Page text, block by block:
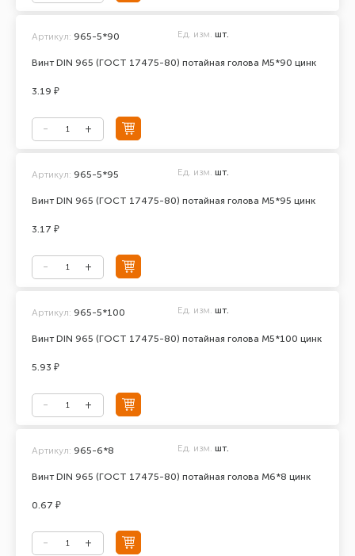
Винт DIN 965 (ГОСТ 17475-80) потайная голова М5*90 цинк
Артикул: 965-5*90 Ед. изм. шт.
3.19 ₽
Винт DIN 965 (ГОСТ 17475-80) потайная голова М5*95 цинк
Артикул: 965-5*95 Ед. изм. шт.
3.17 ₽
Винт DIN 965 (ГОСТ 17475-80) потайная голова М5*100 цинк
Артикул: 965-5*100 Ед. изм. шт.
5.93 ₽
Винт DIN 965 (ГОСТ 17475-80) потайная голова М6*8 цинк
Артикул: 965-6*8 Ед. изм. шт.
0.67 ₽